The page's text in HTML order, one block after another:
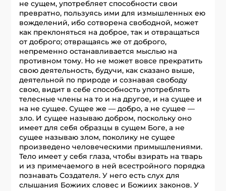
не сущем, употребляет способности свои
превратно, пользуясь ими для измышленных ею
вожделений, ибо сотворена свободной, может
как преклоняться на доброе, так и отвращаться
от доброго; отвращаясь же от доброго,
непременно останавливается мыслью на
противном тому. Но не может вовсе прекратить
свою деятельность, будучи, как сказано выше,
деятельной по природе и сознавая свободу
свою, видит в себе способность употреблять
телесные члены на то и на другое, и на сущее и
на не сущее. Сущее же — добро, а не сущее —
зло. И сущее называю добром, поскольку оно
имеет для себя образцы в сущем Боге, а не
сущее называю злом, поколику не сущее
произведено человеческими примышлениями.
Тело имеет у себя глаза, чтобы взирать на тварь
и из примечаемого в ней всестройного порядка
познавать Создателя. У него есть слух для
слышания Божиих словес и Божиих законов. У